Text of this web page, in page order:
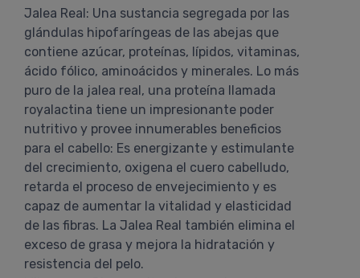
Jalea Real: Una sustancia segregada por las
glándulas hipofaríngeas de las abejas que
contiene azúcar, proteínas, lípidos, vitaminas,
ácido fólico, aminoácidos y minerales. Lo más
puro de la jalea real, una proteína llamada
royalactina tiene un impresionante poder
nutritivo y provee innumerables beneficios
para el cabello: Es energizante y estimulante
del crecimiento, oxigena el cuero cabelludo,
retarda el proceso de envejecimiento y es
capaz de aumentar la vitalidad y elasticidad
de las fibras. La Jalea Real también elimina el
exceso de grasa y mejora la hidratación y
resistencia del pelo.